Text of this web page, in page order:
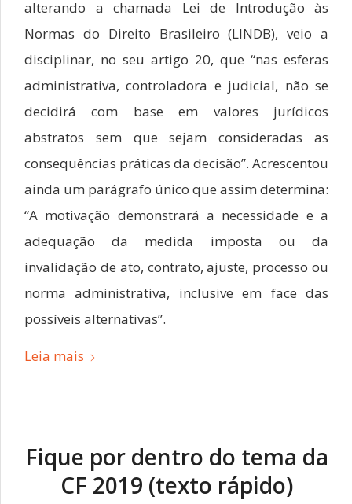
alterando a chamada Lei de Introdução às
Normas do Direito Brasileiro (LINDB), veio a
disciplinar, no seu artigo 20, que “nas esferas
administrativa, controladora e judicial, não se
decidirá com base em valores jurídicos
abstratos sem que sejam consideradas as
consequências práticas da decisão”. Acrescentou
ainda um parágrafo único que assim determina:
“A motivação demonstrará a necessidade e a
adequação da medida imposta ou da
invalidação de ato, contrato, ajuste, processo ou
norma administrativa, inclusive em face das
possíveis alternativas”.
Leia mais
Fique por dentro do tema da
CF 2019 (texto rápido)